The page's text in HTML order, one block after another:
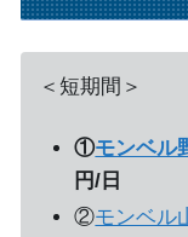
＜短期間＞
①モンベル
円/日
②モンベル